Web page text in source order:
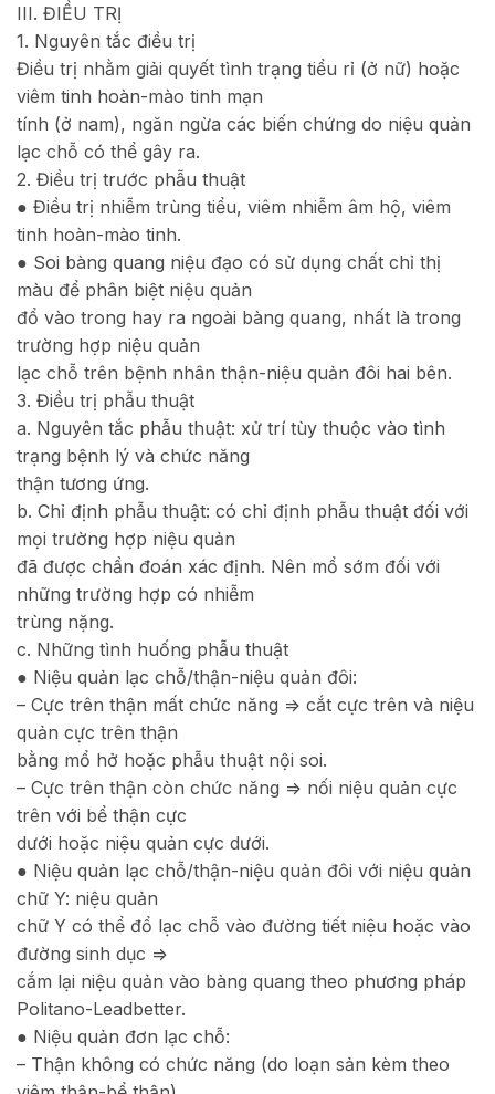
III. ĐIỀU TRỊ
1. Nguyên tắc điều trị
Điều trị nhằm giải quyết tình trạng tiểu rỉ (ở nữ) hoặc
viêm tinh hoàn-mào tinh mạn
tính (ở nam), ngăn ngừa các biến chứng do niệu quản
lạc chỗ có thể gây ra.
2. Điều trị trước phẫu thuật
● Điều trị nhiễm trùng tiểu, viêm nhiễm âm hộ, viêm
tinh hoàn-mào tinh.
● Soi bàng quang niệu đạo có sử dụng chất chỉ thị
màu để phân biệt niệu quản
đổ vào trong hay ra ngoài bàng quang, nhất là trong
trường hợp niệu quản
lạc chỗ trên bệnh nhân thận-niệu quản đôi hai bên.
3. Điều trị phẫu thuật
a. Nguyên tắc phẫu thuật: xử trí tùy thuộc vào tình
trạng bệnh lý và chức năng
thận tương ứng.
b. Chỉ định phẫu thuật: có chỉ định phẫu thuật đối với
mọi trường hợp niệu quản
đã được chẩn đoán xác định. Nên mổ sớm đối với
những trường hợp có nhiễm
trùng nặng.
c. Những tình huống phẫu thuật
● Niệu quản lạc chỗ/thận-niệu quản đôi:
– Cực trên thận mất chức năng => cắt cực trên và niệu
quản cực trên thận
bằng mổ hở hoặc phẫu thuật nội soi.
– Cực trên thận còn chức năng => nối niệu quản cực
trên với bể thận cực
dưới hoặc niệu quản cực dưới.
● Niệu quản lạc chỗ/thận-niệu quản đôi với niệu quản
chữ Y: niệu quản
chữ Y có thể đổ lạc chỗ vào đường tiết niệu hoặc vào
đường sinh dục =>
cắm lại niệu quản vào bàng quang theo phương pháp
Politano-Leadbetter.
● Niệu quản đơn lạc chỗ:
– Thận không có chức năng (do loạn sản kèm theo